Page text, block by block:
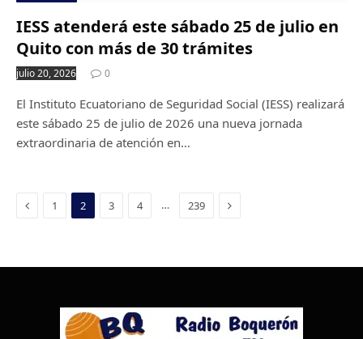
IESS atenderá este sábado 25 de julio en
Quito con más de 30 trámites
julio 20, 2026 0
El Instituto Ecuatoriano de Seguridad Social (IESS) realizará
este sábado 25 de julio de 2026 una nueva jornada
extraordinaria de atención en…
Previous
1 2 3 4 … 239 Next